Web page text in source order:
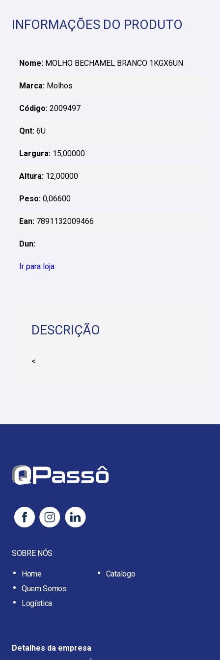
INFORMAÇÕES DO PRODUTO
Nome: MOLHO BECHAMEL BRANCO 1KGX6UN
Marca: Molhos
Código: 2009497
Qnt: 6U
Largura: 15,00000
Altura: 12,00000
Peso: 0,06600
Ean: 7891132009466
Dun:
Ir para loja
DESCRIÇÃO
<
SOBRE NÓS
Home
Quem Somos
Logística
Catalogo
Detalhes da empresa